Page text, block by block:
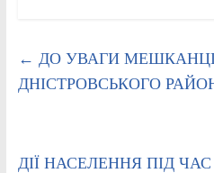
← ДО УВАГИ
ДНІСТРОВСЬКОГО
ДІЇ НАСЕЛЕННЯ ПІД